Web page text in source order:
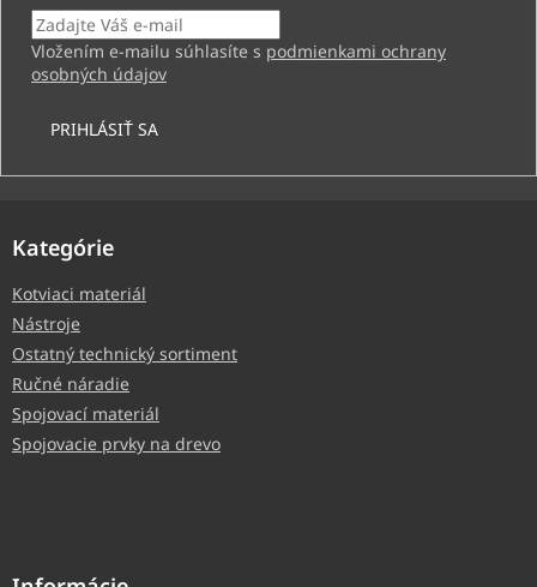
Vložením e-mailu súhlasíte s podmienkami ochrany
osobných údajov
PRIHLÁSIŤ SA
Kategórie
Kotviaci materiál
Nástroje
Ostatný technický sortiment
Ručné náradie
Spojovací materiál
Spojovacie prvky na drevo